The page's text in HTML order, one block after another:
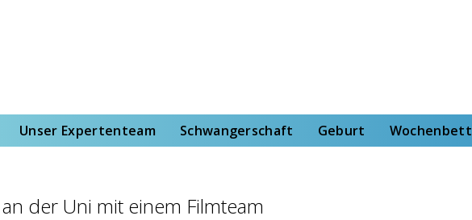
Unser Expertenteam Schwangerschaft Geburt Wochenbett
der Uni mit einem Filmteam